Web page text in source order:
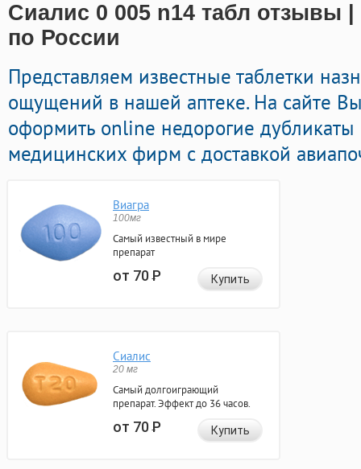
Сиалис 0 005 n14 табл отзывы
по России
Представляем известные таблетки
ощущений в нашей аптеке. На сайте
оформить online недорогие дубликаты
медицинских фирм с доставкой
Виагра
100мг
Самый известный в мире
препарат
от 70Р Купить
Сиалис
20 мг
Самый долгоиграющий
препарат. Эффект до 36 часов.
от 70Р Купить